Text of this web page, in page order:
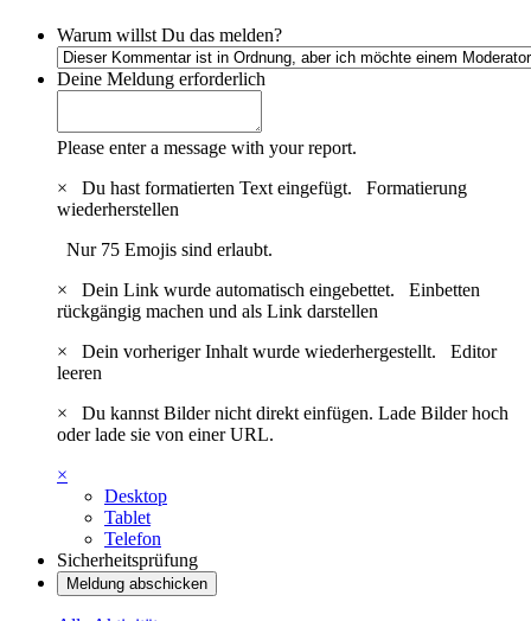
Warum willst Du das melden?
Deine Meldung erforderlich
Please enter a message with your report.
×
Du hast formatierten Text eingefügt. Formatierung
wiederherstellen
Nur 75 Emojis sind erlaubt.
×
Dein Link wurde automatisch eingebettet. Einbetten
rückgängig machen und als Link darstellen
×
Dein vorheriger Inhalt wurde wiederhergestellt. Editor
leeren
×
Du kannst Bilder nicht direkt einfügen. Lade Bilder hoch
oder lade sie von einer URL.
×
Desktop
Tablet
Telefon
Sicherheitsprüfung
Meldung abschicken